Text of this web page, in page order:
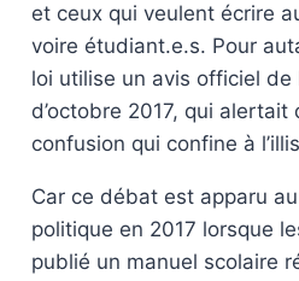
et ceux qui veulent écrire
voire étudiant.e.s. Pour
loi utilise un avis officiel de
d’octobre 2017, qui alertait
confusion qui confine à
Car ce débat est apparu
politique en 2017 lorsque
publié un manuel scolaire